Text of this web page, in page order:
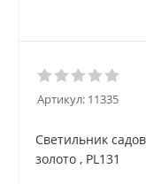
Артикул: 11335
Светильник
золото , PL131